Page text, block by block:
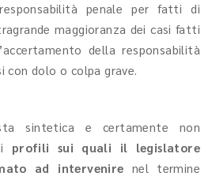
penale per fatti di
maggioranza dei casi fatti
della responsabilità
con dolo o colpa grave.
sintetica e certamente non
profili sui quali il legislatore
ad intervenire nel termine